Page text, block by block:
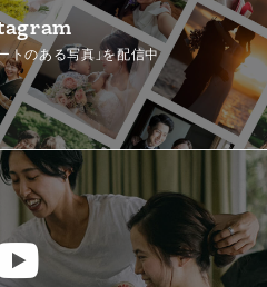
トのある写真」を配信中